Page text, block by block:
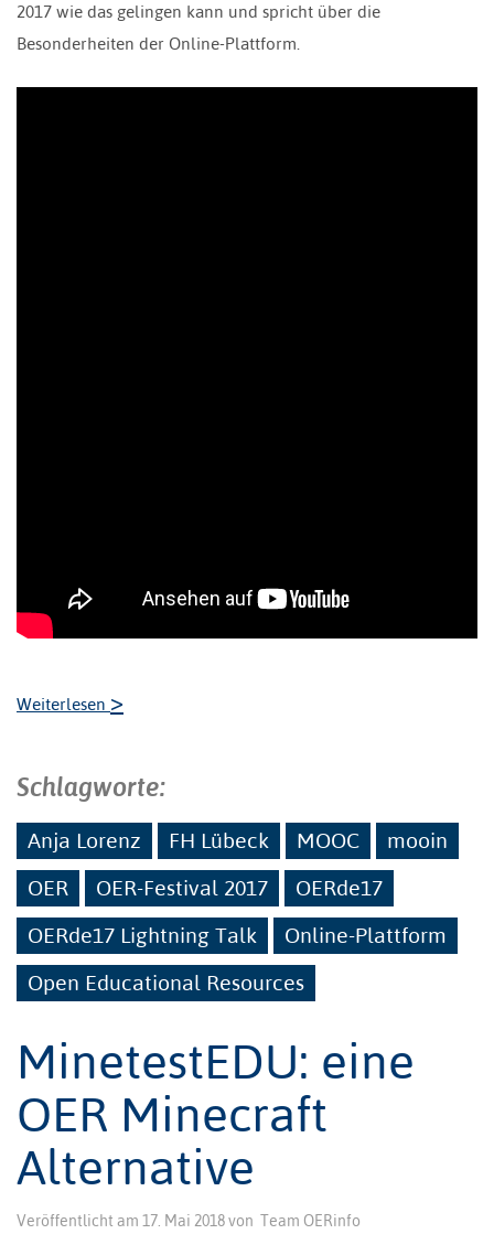
2017 wie das gelingen kann und spricht über die
Besonderheiten der Online-Plattform.
Weiterlesen >
Schlagworte:
Anja Lorenz FH Lübeck MOOC
mooin
OER
OER-Festival 2017
OERde17
OERde17 Lightning Talk
Online-Plattform
Open Educational Resources
MinetestEDU: eine
OER Minecraft
Alternative
Veröffentlicht am 17. Mai 2018von Team OERinfo